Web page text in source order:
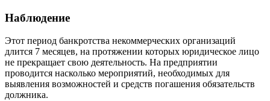
Наблюдение
Этот период банкротства некоммерческих организаций
длится 7 месяцев, на протяжении которых юридическое лицо
не прекращает свою деятельность. На предприятии
проводится насколько мероприятий, необходимых для
выявления возможностей и средств погашения обязательств
должника.